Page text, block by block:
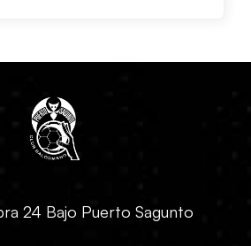
24 Bajo Puerto Sagunto